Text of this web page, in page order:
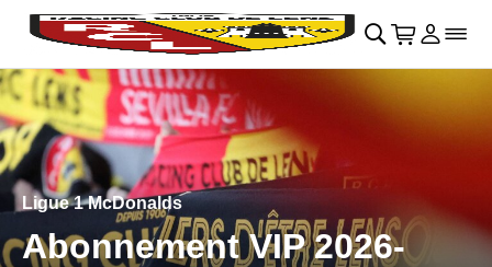
Retour au menu principal􀄫
􀊫 Cart
􀍩 Se
􀉩􀌇
Ligue 1 McDonalds
Abonnement VIP 2026-